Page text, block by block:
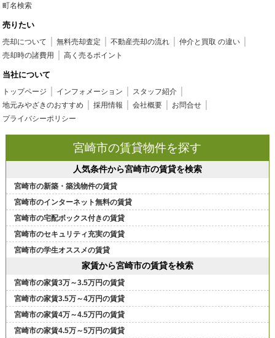
町名検索
売りたい
売却について 無料売却査定 不動産売却の流れ
仲介と買取 の違い
売却時の諸費用
高く売るポイント
当社について
トップページ インフォメーション
スタッフ紹介
地元みやざきのおすすめ
採用情報 会社概要
お問合せ
プライバシーポリシー
宮崎市の賃貸物件を探す
人気条件から宮崎市の賃貸を検索
宮崎市の新築・築浅物件の賃貸
宮崎市のインターネット無料の賃貸
宮崎市の宅配ボックス付きの賃貸
宮崎市のセキュリティ充実の賃貸
宮崎市の学生オススメの賃貸
家賃から宮崎市の賃貸を検索
宮崎市の家賃3万～3.5万円の賃貸
宮崎市の家賃3.5万～4万円の賃貸
宮崎市の家賃4万～4.5万円の賃貸
宮崎市の家賃4.5万～5万円の賃貸